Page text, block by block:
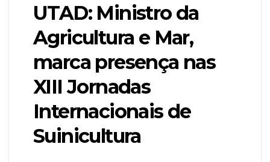
UTAD: Ministro da
Agricultura e Mar,
marca presença nas
XIII Jornadas
Internacionais de
Suinicultura